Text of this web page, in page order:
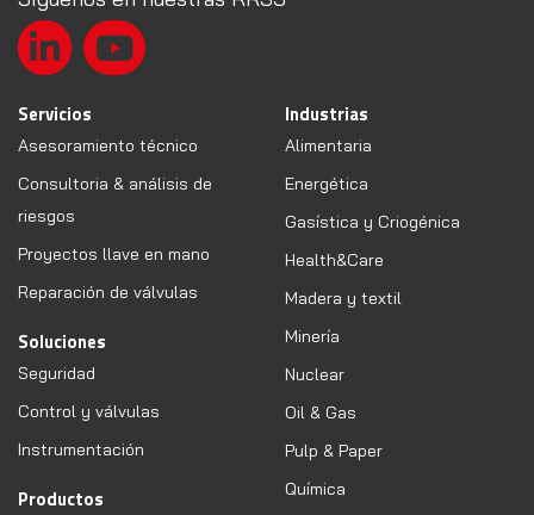
Servicios
Asesoramiento técnico
Consultoria & análisis de
riesgos
Proyectos llave en mano
Reparación de válvulas
Soluciones
Seguridad
Control y válvulas
Instrumentación
Productos
Industrias
Alimentaria
Energética
Gasística y Criogénica
Health&Care
Madera y textil
Minería
Nuclear
Oil & Gas
Pulp & Paper
Química